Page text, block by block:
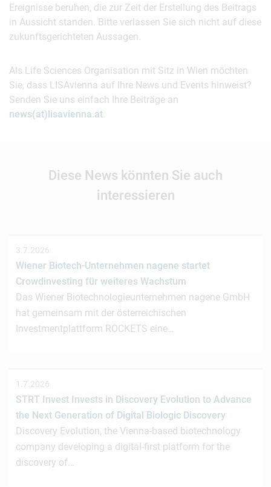
Ereignisse beruhen, die zur Zeit der Erstellung des Beitrags
in Aussicht standen. Bitte verlassen Sie sich nicht auf diese
zukunftsgerichteten Aussagen.
Als Life Sciences Organisation mit Sitz in Wien möchten
Sie, dass LISAvienna auf Ihre News und Events hinweist?
Senden Sie uns einfach Ihre Beiträge an
news(at)lisavienna.at.
Diese News könnten Sie auch
interessieren
3.7.2026
Wiener Biotech-Unternehmen nagene startet
Crowdinvesting für weiteres Wachstum
Das Wiener Biotechnologieunternehmen nagene GmbH
hat gemeinsam mit der österreichischen
Investmentplattform ROCKETS eine…
1.7.2026
STRT Invest Invests in Discovery Evolution to Advance
the Next Generation of Digital Biologic Discovery
Discovery Evolution, the Vienna-based biotechnology
company developing a digital-first platform for the
discovery of…